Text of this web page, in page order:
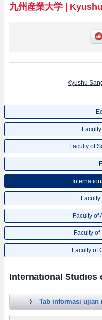
CommerceatauFakultas Faculty
Fine ArtsatauFakultas
EngineeringatauFakultas Faculty
of Collaborative Regional
九州産業大学|
Kyushu
Faculty of
Faculty
Faculty of
Faculty
Faculty of
International Studies
Tab informasi ujian